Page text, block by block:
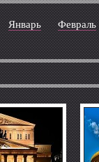
Январь Февраль